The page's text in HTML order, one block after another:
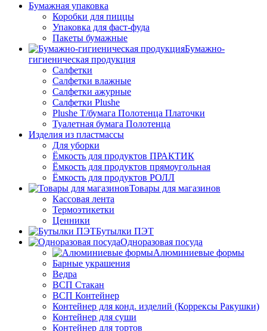
Бумажная упаковка
Коробки для пиццы
Упаковка для фаст-фуда
Пакеты бумажные
Бумажно-
гигиеническая продукция
Салфетки
Салфетки влажные
Салфетки ажурные
Салфетки Plushe
Plushe Т/бумага Полотенца Платочки
Туалетная бумага Полотенца
Изделия из пластмассы
Для уборки
Ёмкость для продуктов ПРАКТИК
Ёмкость для продуктов прямоугольная
Ёмкость для продуктов РОЛЛ
Товары для магазинов
Кассовая лента
Термоэтикетки
Ценники
Бутылки ПЭТ
Одноразовая посуда
Алюминиевые формы
Барные украшения
Ведра
ВСП Стакан
ВСП Контейнер
Контейнер для конд. изделий (Коррексы Ракушки)
Контейнер для суши
Контейнер для тортов